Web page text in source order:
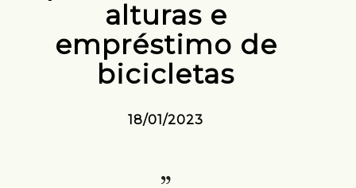
alturas e
empréstimo de
bicicletas
18/01/2023